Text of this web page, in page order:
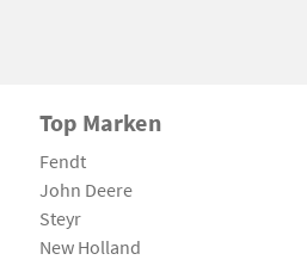
Top Marken
Fendt
John Deere
Steyr
New Holland